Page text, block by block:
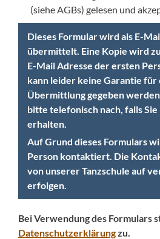
(siehe AGBs) gelesen und
Dieses Formular wird als E-
übermittelt. Eine Kopie wird
E-Mail Adresse der ersten
kann leider keine Garantie
Übermittlung gegeben
bitte telefonisch nach, falls
erhalten.
Auf Grund dieses Formulars
Person kontaktiert. Die
von unserer Tanzschule auf
erfolgen.
Bei Verwendung des Formulars
Datenschutzerklärungzu.